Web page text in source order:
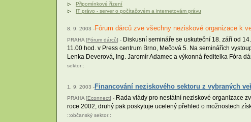
Připomínkové řízení
IT právo - server o počítačovém a internetovám právu
8. 9. 2003 -Fórum dárců zve všechny neziskové organizace k
PRAHA [Fórum dárců] - Diskusní semináře se uskuteční 18. září od
11.00 hod. v Press centrum Brno, Mečová 5. Na seminářích
Lenka Deverová, Ing. Jaromír Adamec a výkonná ředitelka Fóra
sektor::
1. 9. 2003 -Financování neziskového sektoru z vybraných
PRAHA [Econnect] - Rada vlády pro nestátní neziskové organizace
roce 2002, druhý pak poskytuje ucelený přehled o možnostech
::občanský sektor::